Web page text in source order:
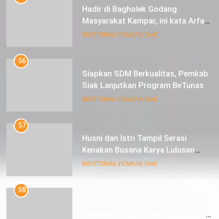
Hadir di Bagholek Godang
Masyarakat Kampar, ini kata Arfan
Usman
INFOTORIAL PEMKAB SIAK
56
Siapkan SDM Berkualitas, Pemkab
Siak Lanjutkan Program BeTunas
INFOTORIAL PEMKAB SIAK
57
Husni dan Istri Tampil Serasi
Kenakan Busana Karya Lulusan
SMK Pariwisata Siak, di Lancang
INFOTORIAL PEMKAB SIAK
58